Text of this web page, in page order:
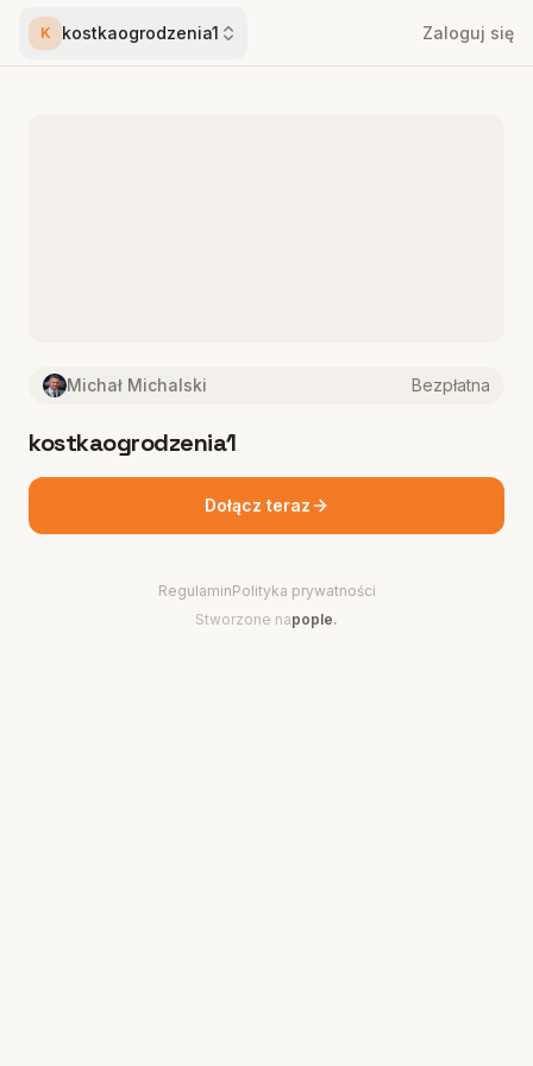
K kostkaogrodzenia1 Zaloguj się
Michał Michalski Bezpłatna
kostkaogrodzenia1
Dołącz teraz
RegulaminPolityka prywatności
Stworzone napople.